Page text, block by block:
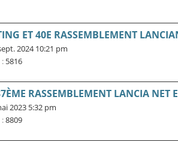
ET 40E RASSEMBLEMENT
2024 10:21 pm
: 5816
RASSEMBLEMENT LANCIA NET
2023 5:32 pm
:8809